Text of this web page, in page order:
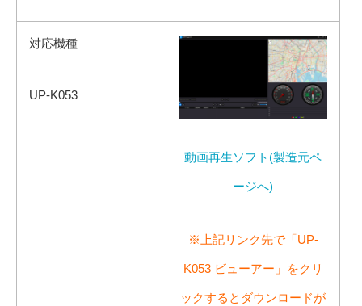
対応機種
UP-K053
動画再生ソフト(製造元ペ
ージへ)
※上記リンク先で「UP-
K053 ビューアー」をクリ
ックするとダウンロードが